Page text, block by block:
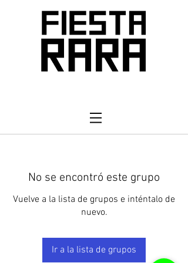
No se encontró este grupo
Vuelve a la lista de grupos e inténtalo de
nuevo.
Ir a la lista de grupos